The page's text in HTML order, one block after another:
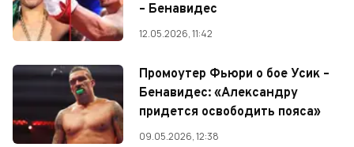
– Бенавидес
12.05.2026, 11:42
Промоутер Фьюри о бое Усик –
Бенавидес: «Александру
придется освободить пояса»
09.05.2026, 12:38